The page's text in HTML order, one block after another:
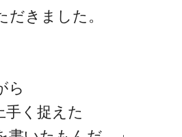
だきました。
ら
手く捉えた